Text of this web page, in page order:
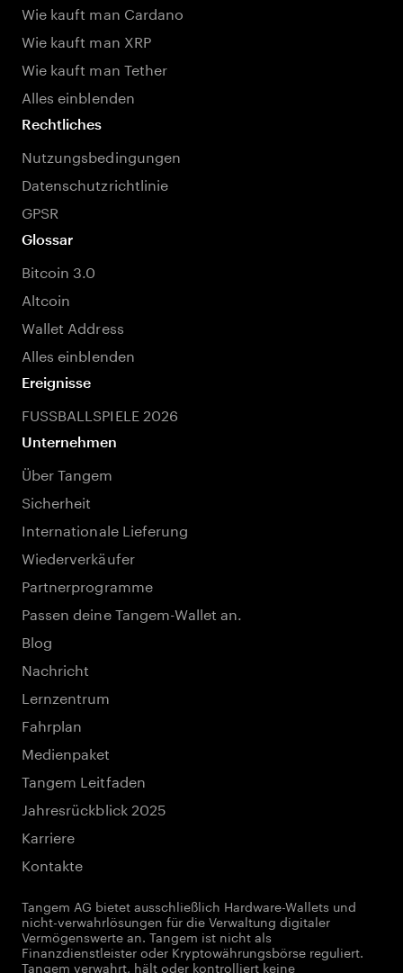
Wie kauft man Cardano
Wie kauft man XRP
Wie kauft man Tether
Alles einblenden
Rechtliches
Nutzungsbedingungen
Datenschutzrichtlinie
GPSR
Glossar
Bitcoin 3.0
Altcoin
Wallet Address
Alles einblenden
Ereignisse
FUSSBALLSPIELE 2026
Unternehmen
Über Tangem
Sicherheit
Internationale Lieferung
Wiederverkäufer
Partnerprogramme
Passen deine Tangem-Wallet an.
Blog
Nachricht
Lernzentrum
Fahrplan
Medienpaket
Tangem Leitfaden
Jahresrückblick 2025
Karriere
Kontakte
Tangem AG bietet ausschließlich Hardware-Wallets und
nicht-verwahrlösungen für die Verwaltung digitaler
Vermögenswerte an. Tangem ist nicht als
Finanzdienstleister oder Kryptowährungsbörse reguliert.
Tangem verwahrt, hält oder kontrolliert keine